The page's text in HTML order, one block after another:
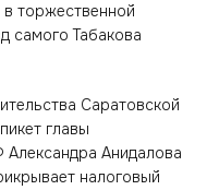
в торжественной
самого Табакова
Саратовской
главы
Анидалова
налоговый